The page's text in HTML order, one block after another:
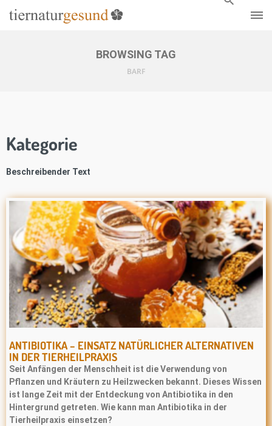
BROWSING TAG
BARF
Kategorie
Beschreibender Text
ANTIBIOTIKA – EINSATZ NATÜRLICHER ALTERNATIVEN
IN DER TIERHEILPRAXIS
Seit Anfängen der Menschheit ist die Verwendung von
Pﬂanzen und Kräutern zu Heilzwecken bekannt. Dieses Wissen
ist lange Zeit mit der Entdeckung von Antibiotika in den
Hintergrund getreten. Wie kann man Antibiotika in der
Tierheilpraxis einsetzen?